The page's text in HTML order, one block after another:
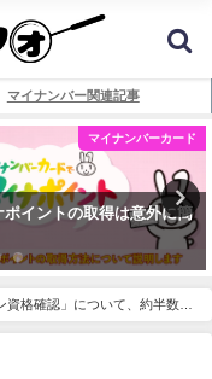
マイナンバー関連記事
マイナンバーカード
ポイントの取得は意外に簡
資格確認」について、約半数の